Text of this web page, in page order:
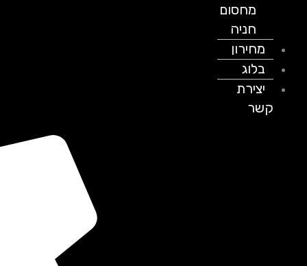
מחסום
חניה
מחירון
בלוג
יצירת
קשר